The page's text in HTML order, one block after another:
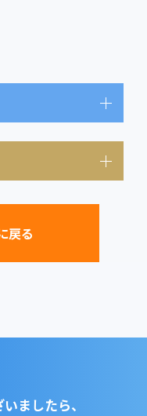
戻る
ましたら、